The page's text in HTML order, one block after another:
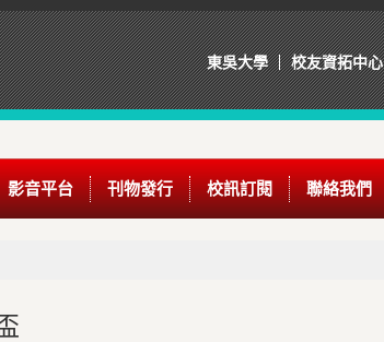
東吳大學 校友資拓中心
影音平台 刊物發行 校訊訂閱 聯絡我們